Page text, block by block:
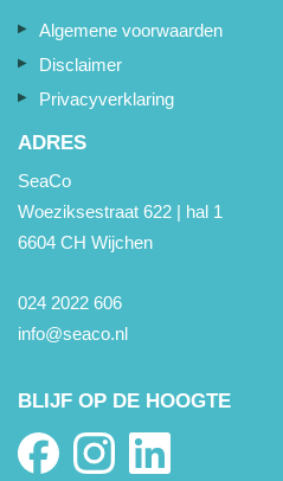
Algemene voorwaarden
Disclaimer
Privacyverklaring
ADRES
SeaCo
Woeziksestraat 622 | hal 1
6604 CH Wijchen
024 2022 606
info@seaco.nl
BLIJF OP DE HOOGTE